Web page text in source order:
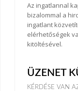
Az ingatlannal
bizalommal a
ingatlant
elérhetőségek
kitöltésével.
ÜZENET
KÉRDÉSE VAN